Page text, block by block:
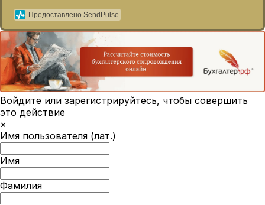
Предоставлено SendPulse
Войдите или зарегистрируйтесь, чтобы совершить
это действие
×
Имя пользователя (лат.)
Имя
Фамилия